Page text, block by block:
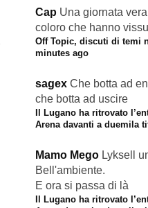
Cap Una giornata
coloro che hanno
Off Topic, discuti di temi
minutes ago
sagex Che botta ad
che botta ad uscire
Il Lugano ha ritrovato
Arena davanti a duemila
Mamo Mego Lyksell
Bell'ambiente.
E ora si passa di là
Il Lugano ha ritrovato